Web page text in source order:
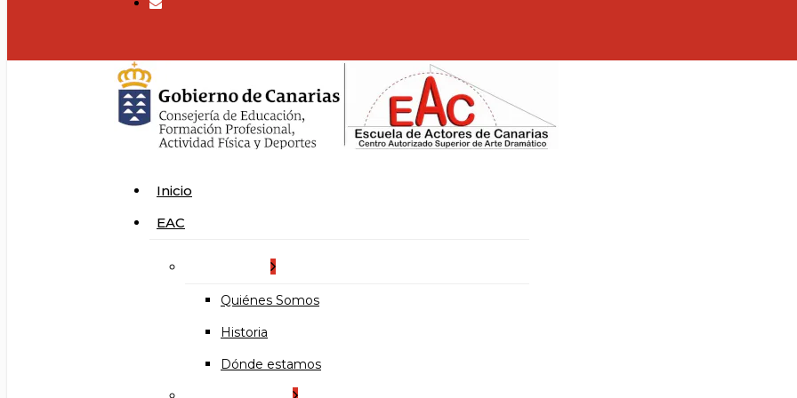
search
Menu
Inicio
EAC
Quiénes Somos
Historia
Dónde estamos